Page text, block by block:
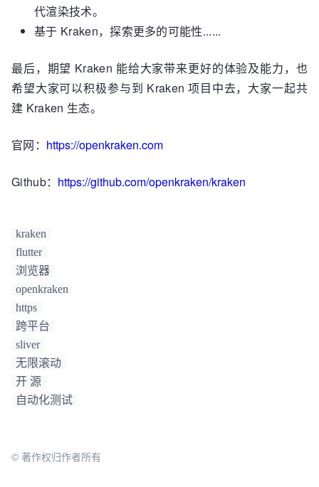
代渲染技术。
基于 Kraken，探索更多的可能性......
最后，期望 Kraken 能给大家带来更好的体验及能力，也
希望大家可以积极参与到 Kraken 项目中去，大家一起共
建 Kraken 生态。
官网： https://openkraken.com
Github： https://github.com/openkraken/kraken
kraken
flutter
浏览器
openkraken
https
跨平台
sliver
无限滚动
开 源
自动化测试
© 著作权归作者所有